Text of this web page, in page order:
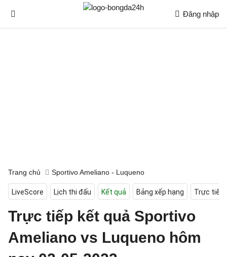
Đăng nhập
Trang chủ Sportivo Ameliano - Luqueno
LiveScore Lịch thi đấu Kết quả Bảng xếp hạng Trực tiếp
Trực tiếp kết quả Sportivo
Ameliano vs Luqueno hôm